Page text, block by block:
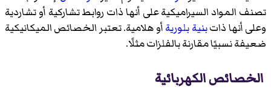
تصنف المواد السيراميكية على أنها ذات روابط تشاركية أو تشاردية
وعلى أنها ذاتبنية بلوريةأو هلامية. تعتبر الخصائص الميكانيكية
ضعيفة نسبيًا مقارنة بالفلزات مثلًا.
الخصائص الكهربائية